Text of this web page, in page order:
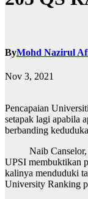
ByMohd Nazirul
Nov 3, 2021
Pencapaian
setapak lagi apabila
berbanding
Naib Canselor,
UPSI membuktikan
kalinya menduduki
University Ranking